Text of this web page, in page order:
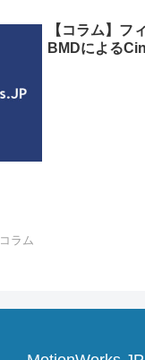
【コラム】フ
BMDによる
コラム